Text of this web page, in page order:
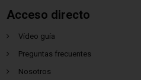
Acceso directo
Vídeo guía
Preguntas frecuentes
Nosotros